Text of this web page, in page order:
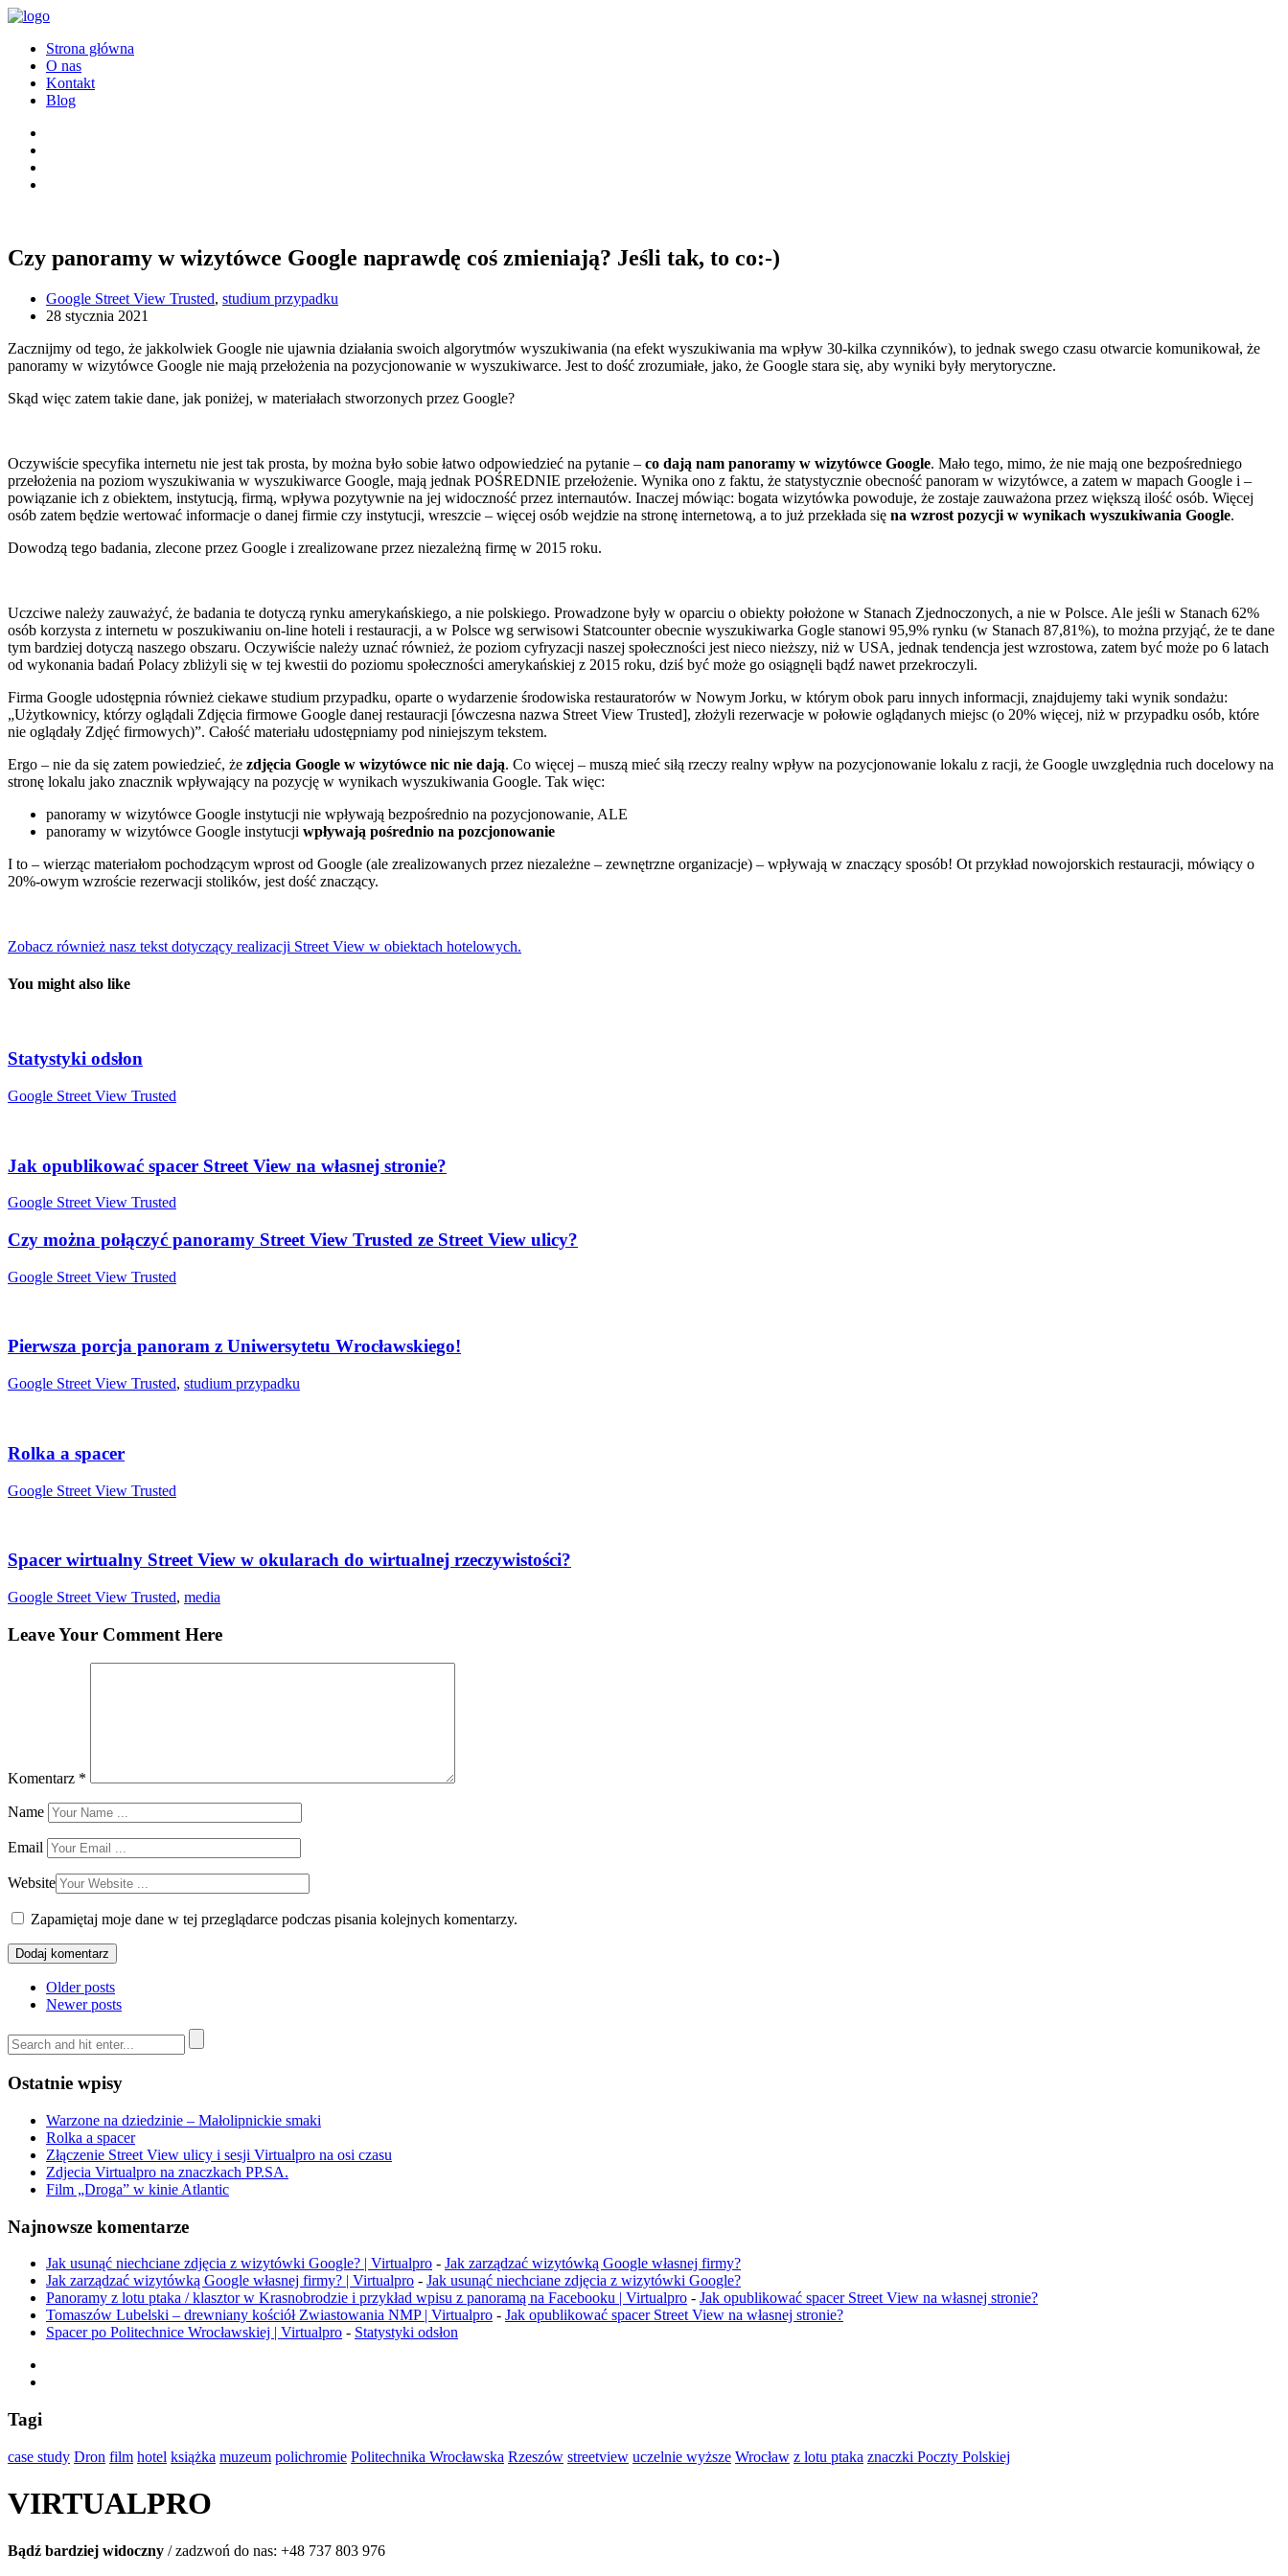
Strona główna
O nas
Kontakt
Blog
Czy panoramy w wizytówce Google naprawdę coś zmieniają? Jeśli tak, to co:-)
Google Street View Trusted, studium przypadku
28 stycznia 2021
Zacznijmy od tego, że jakkolwiek Google nie ujawnia działania swoich algorytmów wyszukiwania (na efekt wyszukiwania ma wpływ 30-kilka czynników), to jednak swego czasu otwarcie komunikował, że
panoramy w wizytówce Google nie mają przełożenia na pozycjonowanie w wyszukiwarce. Jest to dość zrozumiałe, jako, że Google stara się, aby wyniki były merytoryczne.
Skąd więc zatem takie dane, jak poniżej, w materiałach stworzonych przez Google?
Oczywiście specyfika internetu nie jest tak prosta, by można było sobie łatwo odpowiedzieć na pytanie – co dają nam panoramy w wizytówce Google. Mało tego, mimo, że nie mają one bezpośredniego
przełożenia na poziom wyszukiwania w wyszukiwarce Google, mają jednak POŚREDNIE przełożenie. Wynika ono z faktu, że statystycznie obecność panoram w wizytówce, a zatem w mapach Google i –
powiązanie ich z obiektem, instytucją, firmą, wpływa pozytywnie na jej widoczność przez internautów. Inaczej mówiąc: bogata wizytówka powoduje, że zostaje zauważona przez większą ilość osób. Więcej
osób zatem będzie wertować informacje o danej firmie czy instytucji, wreszcie – więcej osób wejdzie na stronę internetową, a to już przekłada się na wzrost pozycji w wynikach wyszukiwania Google.
Dowodzą tego badania, zlecone przez Google i zrealizowane przez niezależną firmę w 2015 roku.
Uczciwe należy zauważyć, że badania te dotyczą rynku amerykańskiego, a nie polskiego. Prowadzone były w oparciu o obiekty położone w Stanach Zjednoczonych, a nie w Polsce. Ale jeśli w Stanach 62%
osób korzysta z internetu w poszukiwaniu on-line hoteli i restauracji, a w Polsce wg serwisowi Statcounter obecnie wyszukiwarka Gogle stanowi 95,9% rynku (w Stanach 87,81%), to można przyjąć, że te dane
tym bardziej dotyczą naszego obszaru. Oczywiście należy uznać również, że poziom cyfryzacji naszej społeczności jest nieco nieższy, niż w USA, jednak tendencja jest wzrostowa, zatem być może po 6 latach
od wykonania badań Polacy zbliżyli się w tej kwestii do poziomu społeczności amerykańskiej z 2015 roku, dziś być może go osiągnęli bądź nawet przekroczyli.
Firma Google udostępnia również ciekawe studium przypadku, oparte o wydarzenie środowiska restauratorów w Nowym Jorku, w którym obok paru innych informacji, znajdujemy taki wynik sondażu:
„Użytkownicy, którzy oglądali Zdjęcia firmowe Google danej restauracji [ówczesna nazwa Street View Trusted], złożyli rezerwacje w połowie oglądanych miejsc (o 20% więcej, niż w przypadku osób, które
nie oglądały Zdjęć firmowych)”. Całość materiału udostępniamy pod niniejszym tekstem.
Ergo – nie da się zatem powiedzieć, że zdjęcia Google w wizytówce nic nie dają. Co więcej – muszą mieć siłą rzeczy realny wpływ na pozycjonowanie lokalu z racji, że Google uwzględnia ruch docelowy na
stronę lokalu jako znacznik wpływający na pozycję w wynikach wyszukiwania Google. Tak więc:
panoramy w wizytówce Google instytucji nie wpływają bezpośrednio na pozycjonowanie, ALE
panoramy w wizytówce Google instytucji wpływają pośrednio na pozcjonowanie
I to – wierząc materiałom pochodzącym wprost od Google (ale zrealizowanych przez niezależne – zewnętrzne organizacje) – wpływają w znaczący sposób! Ot przykład nowojorskich restauracji, mówiący o
20%-owym wzroście rezerwacji stolików, jest dość znaczący.
Zobacz również nasz tekst dotyczący realizacji Street View w obiektach hotelowych.
You might also like
Statystyki odsłon
Google Street View Trusted
Jak opublikować spacer Street View na własnej stronie?
Google Street View Trusted
Czy można połączyć panoramy Street View Trusted ze Street View ulicy?
Google Street View Trusted
Pierwsza porcja panoram z Uniwersytetu Wrocławskiego!
Google Street View Trusted, studium przypadku
Rolka a spacer
Google Street View Trusted
Spacer wirtualny Street View w okularach do wirtualnej rzeczywistości?
Google Street View Trusted, media
Leave Your Comment Here
Komentarz *
Name
Email
Website
Zapamiętaj moje dane w tej przeglądarce podczas pisania kolejnych komentarzy.
Older posts
Newer posts
Ostatnie wpisy
Warzone na dziedzinie – Małolipnickie smaki
Rolka a spacer
Złączenie Street View ulicy i sesji Virtualpro na osi czasu
Zdjecia Virtualpro na znaczkach PP.SA.
Film „Droga” w kinie Atlantic
Najnowsze komentarze
Jak usunąć niechciane zdjęcia z wizytówki Google? | Virtualpro - Jak zarządzać wizytówką Google własnej firmy?
Jak zarządzać wizytówką Google własnej firmy? | Virtualpro - Jak usunąć niechciane zdjęcia z wizytówki Google?
Panoramy z lotu ptaka / klasztor w Krasnobrodzie i przykład wpisu z panoramą na Facebooku | Virtualpro - Jak opublikować spacer Street View na własnej stronie?
Tomaszów Lubelski – drewniany kościół Zwiastowania NMP | Virtualpro - Jak opublikować spacer Street View na własnej stronie?
Spacer po Politechnice Wrocławskiej | Virtualpro - Statystyki odsłon
Tagi
case study Dron film hotel książka muzeum polichromie Politechnika Wrocławska Rzeszów streetview uczelnie wyższe Wrocław z lotu ptaka znaczki Poczty Polskiej
VIRTUALPRO
Bądź bardziej widoczny / zadzwoń do nas: +48 737 803 976